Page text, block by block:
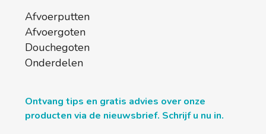
Afvoerputten
Afvoergoten
Douchegoten
Onderdelen
Ontvang tips en gratis advies over onze
producten via de nieuwsbrief. Schrijf u nu in.